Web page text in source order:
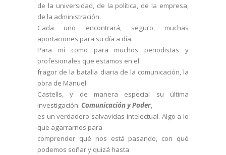
de la universidad, de la política, de la empresa,
de la administración.
Cada uno encontrará, seguro, muchas
aportaciones para su día a día.
Para mí como para muchos periodistas y
profesionales que estamos en el
fragor de la batalla diaria de la comunicación, la
obra de Manuel
Castells, y de manera especial su última
investigación: Comunicación y Poder,
es un verdadero salvavidas intelectual. Algo a lo
que agarrarnos para
comprender qué nos está pasando, con qué
podemos soñar y quizá hasta